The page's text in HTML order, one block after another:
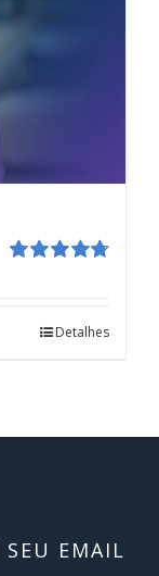
Detalhes
SEU EMAIL